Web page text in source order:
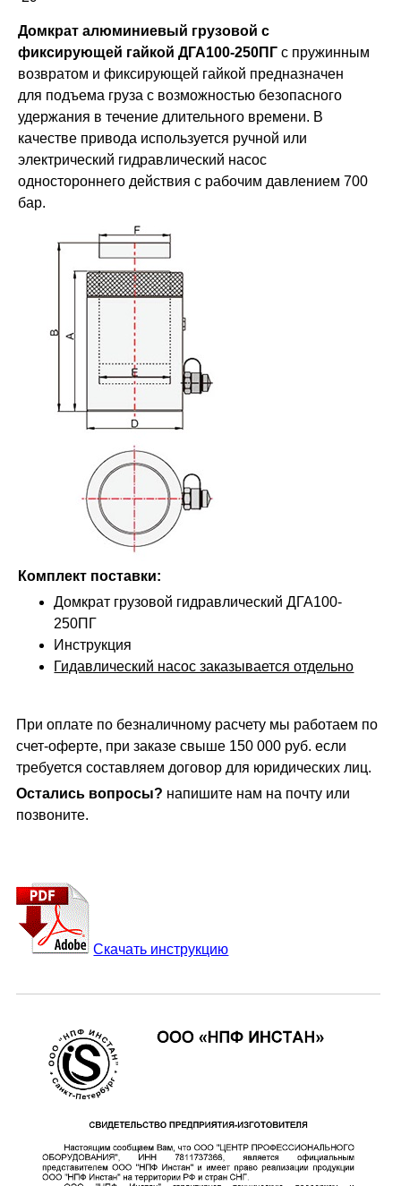
Домкрат алюминиевый грузовой с
фиксирующей гайкой ДГА100-250ПГс пружинным
возвратом и фиксирующей гайкой предназначен
для подъема груза с возможностью безопасного
удержания в течение длительного времени. В
качестве привода используется ручной или
электрический гидравлический насос
одностороннего действия с рабочим давлением 700
бар.
Комплект поставки:
Домкрат грузовой гидравлический ДГА100-
250ПГ
Инструкция
Гидавлический насос заказывается отдельно
При оплате по безналичному расчету мы работаем по
счет-оферте, при заказе свыше 150 000 руб. если
требуется составляем договор для юридических лиц.
Остались вопросы? напишите нам на почту или
позвоните.
Скачать инструкцию